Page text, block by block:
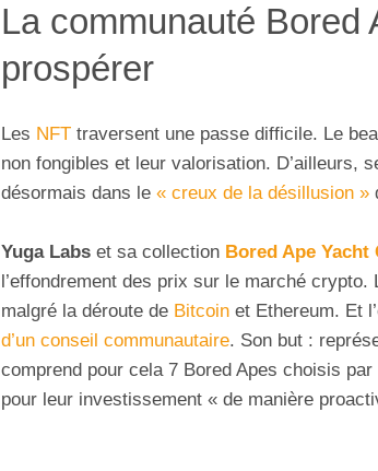
La communauté Bored
prospérer
Les NFT traversent une passe difficile. Le
non fongibles et leur valorisation. D’ailleurs,
désormais dans le « creux de la désillusion »
Yuga Labs et sa collection Bored Ape Yacht
l’effondrement des prix sur le marché
malgré la déroute de Bitcoin et Ethereum. Et
d’un conseil communautaire. Son but :
comprend pour cela 7 Bored Apes choisis
pour leur investissement « de manière